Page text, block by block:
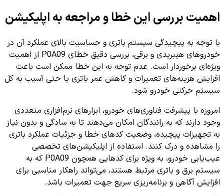
اهمیت بررسی این خطا و مراجعه به اپلیکیشن
با توجه به پیچیدگی سیستم باتری و حساسیت بالای عملکرد آن در
خودروهای هیبریدی و برقی، بررسی دقیق خطای P0A09 از اهمیت
ویژه‌ای برخوردار است. عدم توجه به این خطا ممکن است باعث
افزایش هزینه‌های تعمیرات و کاهش عمر باتری یا حتی آسیب به کل
سیستم حرکتی خودرو شود.
امروزه با پیشرفت فناوری‌های خودرو، ابزارهای نرم‌افزاری متعددی
وجود دارند که به رانندگان امکان می‌دهند تا به سادگی و بدون نیاز
به تجهیزات پیچیده، وضعیت کدهای خطا و جزئیات عملکرد باتری
را مشاهده و درک کنند. استفاده از اپلیکیشن‌های تخصصی
عیب‌یابی خودرو، به ویژه برای کدهایی همچون P0A09 که به
سیستم برق و باتری مرتبط هستند، می‌تواند راهکار مناسبی برای
افزایش آگاهی و برنامه‌ریزی سریع جهت تعمیرات باشد.